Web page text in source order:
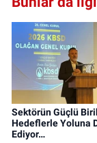
Sektörün Güçlü
Hedeflerle Yoluna
Ediyor…